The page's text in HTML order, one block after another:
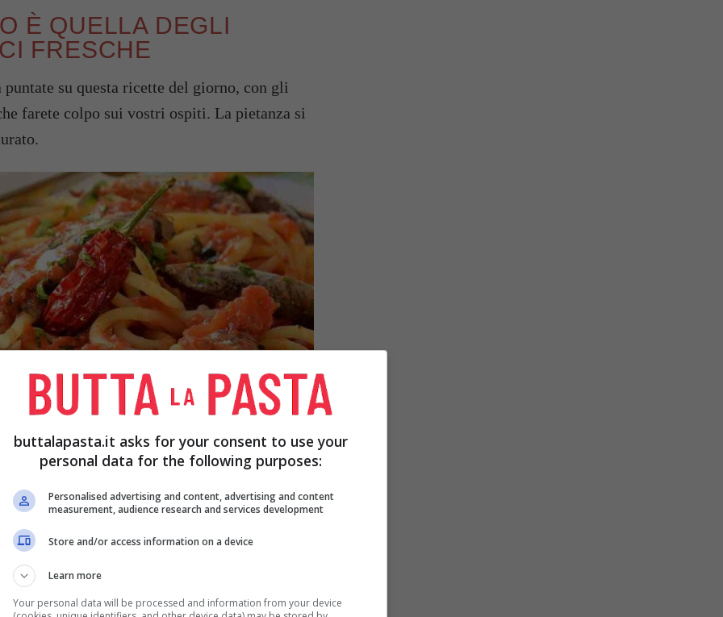
È QUELLA DEGLI
FRESCHE
puntate su questa ricette del giorno, con gli
farete colpo sui vostri ospiti. La pietanza si
La ricetta degli spaghetti con le alici fresche – buttalapasta.it
buttalapasta.it asks for your consent to use your
personal data for the following purposes:
Personalised advertising and content, advertising and content
measurement, audience research and services development
Store and/or access information on a device
Learn more
Your personal data will be processed and information from your device